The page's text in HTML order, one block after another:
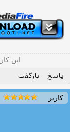
این
پاسخ بازگفت
کاربر